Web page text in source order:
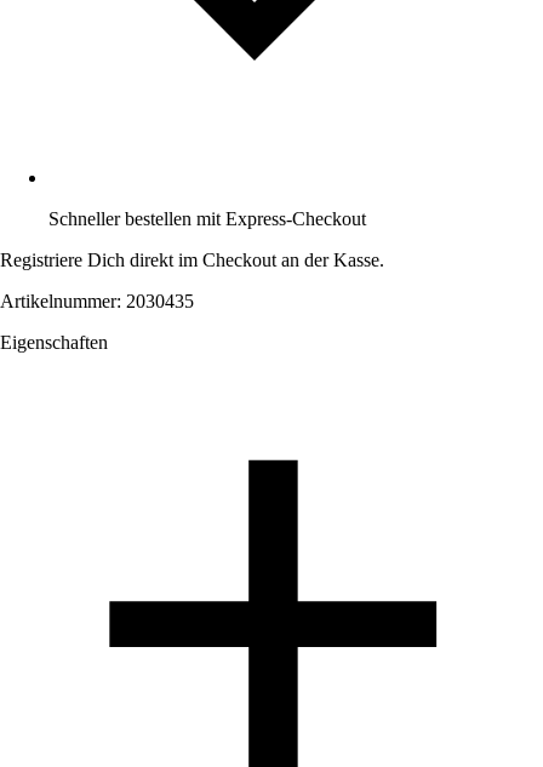
Schneller bestellen mit Express-Checkout
Registriere Dich direkt im Checkout an der Kasse.
Artikelnummer: 2030435
Eigenschaften